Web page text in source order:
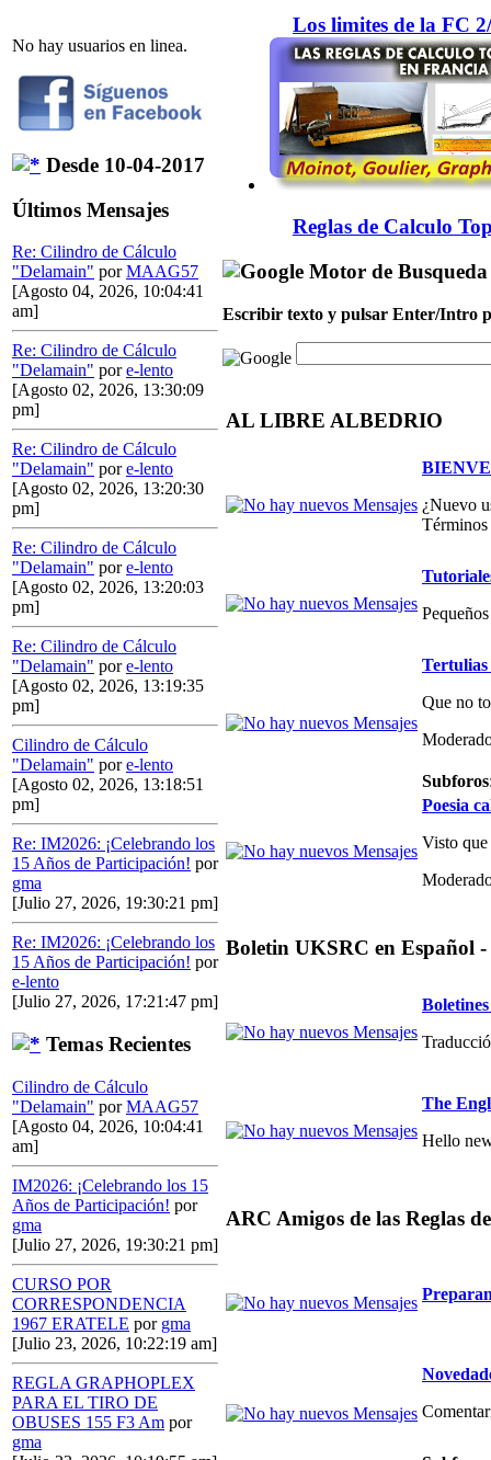
No hay usuarios en linea.
Desde 10-04-2017
Últimos Mensajes
Re: Cilindro de Cálculo
"Delamain" porMAAG57
[Agosto 04, 2026, 10:04:41
am]
Re: Cilindro de Cálculo
"Delamain" pore-lento
[Agosto 02, 2026, 13:30:09
pm]
Re: Cilindro de Cálculo
"Delamain" pore-lento
[Agosto 02, 2026, 13:20:30
pm]
Re: Cilindro de Cálculo
"Delamain" pore-lento
[Agosto 02, 2026, 13:20:03
pm]
Re: Cilindro de Cálculo
"Delamain" pore-lento
[Agosto 02, 2026, 13:19:35
pm]
Cilindro de Cálculo
"Delamain" pore-lento
[Agosto 02, 2026, 13:18:51
pm]
Re: IM2026: ¡Celebrando los
15 Años de Participación! por
gma
[Julio 27, 2026, 19:30:21 pm]
Re: IM2026: ¡Celebrando los
15 Años de Participación! por
e-lento
[Julio 27, 2026, 17:21:47 pm]
Temas Recientes
Cilindro de Cálculo
"Delamain" porMAAG57
[Agosto 04, 2026, 10:04:41
am]
IM2026: ¡Celebrando los 15
Años de Participación! por
gma
[Julio 27, 2026, 19:30:21 pm]
CURSO POR
CORRESPONDENCIA
1967 ERATELE por gma
[Julio 23, 2026, 10:22:19 am]
REGLA GRAPHOPLEX
PARA EL TIRO DE
OBUSES 155 F3 Am por
gma
Los limites de la FC
Reglas de Calculo
Motor de
Escribir texto y pulsar Enter/Intro
AL LIBRE ALBEDRIO
¿Nuevo
Que no
Subforos
Poesia
Visto que
Boletin UKSRC en Español
The
Hello
ARC Amigos de las Reglas